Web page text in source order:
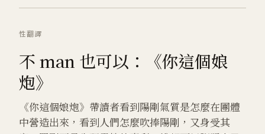
性翻譯
不 man 也可以：《你這個娘
炮》
《你這個娘炮》帶讀者看到陽剛氣質是怎麼在團體
中營造出來，看到人們怎麼吹捧陽剛，又身受其